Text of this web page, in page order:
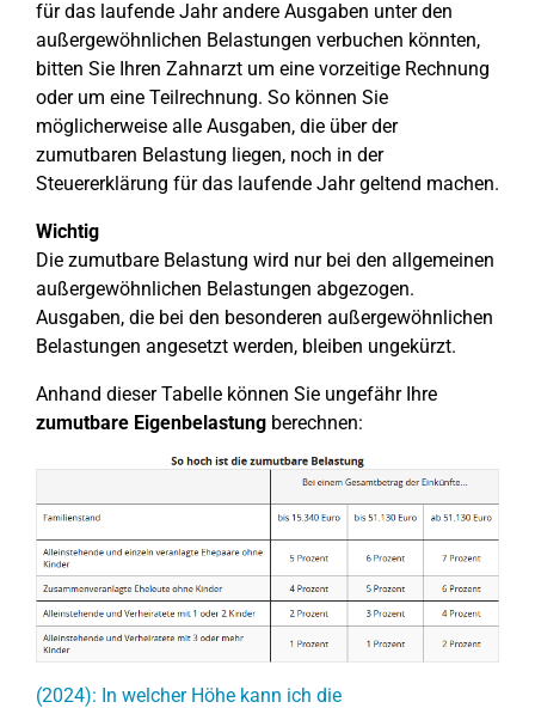
für das laufende Jahr andere Ausgaben unter den
außergewöhnlichen Belastungen verbuchen könnten,
bitten Sie Ihren Zahnarzt um eine vorzeitige Rechnung
oder um eine Teilrechnung. So können Sie
möglicherweise alle Ausgaben, die über der
zumutbaren Belastung liegen, noch in der
Steuererklärung für das laufende Jahr geltend machen.
Wichtig
Die zumutbare Belastung wird nur bei den allgemeinen
außergewöhnlichen Belastungen abgezogen.
Ausgaben, die bei den besonderen außergewöhnlichen
Belastungen angesetzt werden, bleiben ungekürzt.
Anhand dieser Tabelle können Sie ungefähr Ihre
zumutbare Eigenbelastung berechnen:
(2024): In welcher Höhe kann ich die